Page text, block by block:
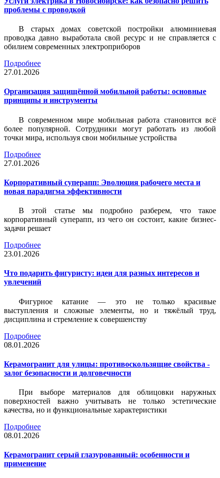
проблемы с проводкой
В старых домах советской постройки алюминиевая
проводка давно выработала свой ресурс и не справляется с
обилием современных электроприборов
Подробнее
27.01.2026
Организация защищённой мобильной работы: основные
принципы и инструменты
В современном мире мобильная работа становится всё
более популярной. Сотрудники могут работать из любой
точки мира, используя свои мобильные устройства
Подробнее
27.01.2026
Корпоративный суперапп: Эволюция рабочего места и
новая парадигма эффективности
В этой статье мы подробно разберем, что такое
корпоративный суперапп, из чего он состоит, какие бизнес-
задачи решает
Подробнее
23.01.2026
Что подарить фигуристу: идеи для разных интересов и
увлечений
Фигурное катание — это не только красивые
выступления и сложные элементы, но и тяжёлый труд,
дисциплина и стремление к совершенству
Подробнее
08.01.2026
Керамогранит для улицы: противоскользящие свойства -
залог безопасности и долговечности
При выборе материалов для облицовки наружных
поверхностей важно учитывать не только эстетические
качества, но и функциональные характеристики
Подробнее
08.01.2026
Керамогранит серый глазурованный: особенности и
применение